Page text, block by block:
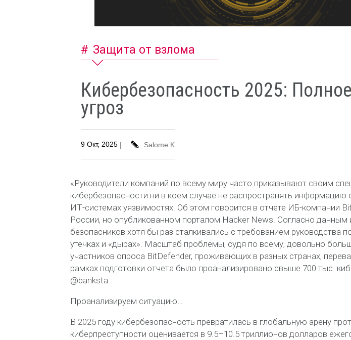
Защита от взлома
Кибербезопасность 2025:
угроз
9 Окт, 2025 | Salome K
«Руководители компаний по всему миру часто приказывают своим
кибербезопасности ни в коем случае не распространять информацию
ИТ-системах уязвимостях. Об этом говорится в отчете ИБ-компании
России, но опубликованном порталом Hacker News. Согласно данным
безопасников хотя бы раз сталкивались с требованием руководства
утечках и «дырах». Масштаб проблемы, судя по всему, довольно
участников опроса BitDefender, проживающих в разных странах,
рамках подготовки отчета было проанализировано свыше 700 тыс.
@banksta
Проанализируем ситуацию…
В 2025 году кибербезопасность превратилась в глобальную арену
киберпреступности оценивается в 9.5–10.5 триллионов долларов